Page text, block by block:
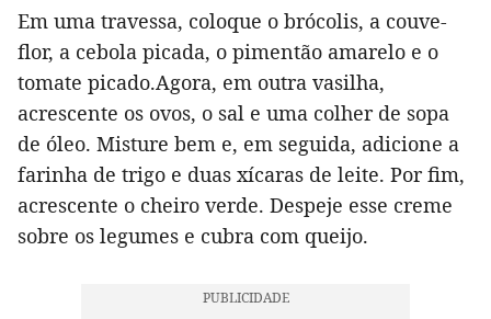
Em uma travessa, coloque o brócolis, a couve-
flor, a cebola picada, o pimentão amarelo e o
tomate picado.Agora, em outra vasilha,
acrescente os ovos, o sal e uma colher de sopa
de óleo. Misture bem e, em seguida, adicione a
farinha de trigo e duas xícaras de leite. Por fim,
acrescente o cheiro verde. Despeje esse creme
sobre os legumes e cubra com queijo.